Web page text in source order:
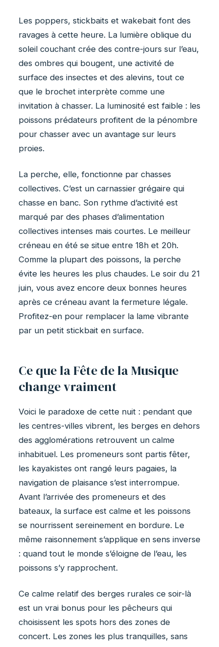
Les poppers, stickbaits et wakebait font des
ravages à cette heure. La lumière oblique du
soleil couchant crée des contre-jours sur l’eau,
des ombres qui bougent, une activité de
surface des insectes et des alevins, tout ce
que le brochet interprète comme une
invitation à chasser. La luminosité est faible : les
poissons prédateurs profitent de la pénombre
pour chasser avec un avantage sur leurs
proies.
La perche, elle, fonctionne par chasses
collectives. C’est un carnassier grégaire qui
chasse en banc. Son rythme d’activité est
marqué par des phases d’alimentation
collectives intenses mais courtes. Le meilleur
créneau en été se situe entre 18h et 20h.
Comme la plupart des poissons, la perche
évite les heures les plus chaudes. Le soir du 21
juin, vous avez encore deux bonnes heures
après ce créneau avant la fermeture légale.
Profitez-en pour remplacer la lame vibrante
par un petit stickbait en surface.
Ce que la Fête de la Musique
change vraiment
Voici le paradoxe de cette nuit : pendant que
les centres-villes vibrent, les berges en dehors
des agglomérations retrouvent un calme
inhabituel. Les promeneurs sont partis fêter,
les kayakistes ont rangé leurs pagaies, la
navigation de plaisance s’est interrompue.
Avant l’arrivée des promeneurs et des
bateaux, la surface est calme et les poissons
se nourrissent sereinement en bordure. Le
même raisonnement s’applique en sens inverse
: quand tout le monde s’éloigne de l’eau, les
poissons s’y rapprochent.
Ce calme relatif des berges rurales ce soir-là
est un vrai bonus pour les pêcheurs qui
choisissent les spots hors des zones de
concert. Les zones les plus tranquilles, sans